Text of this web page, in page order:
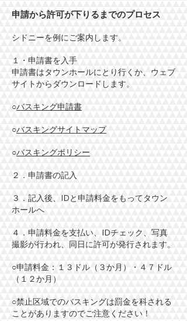
申請から許可が下りるまでのプロセス
シドニーを例にご案内します。
１・申請書を入手
申請書はタウンホールにとり行くか、ウェブ
サイトからダウンロードします。
○バスキング申請書
○バスキングサイトマップ
○バスキングポリシー
２．申請書の記入
３．記入後、IDと申請料金をもってタウン
ホールへ
４．申請料金を支払い、IDチェック、写真
撮影が行われ、同日に許可が発行されます。
○申請料金：１３ドル（３か月）・４７ドル
（１２か月）
○禁止区域でのバスキングは罰金を科される
ことがありますのでご注意ください！